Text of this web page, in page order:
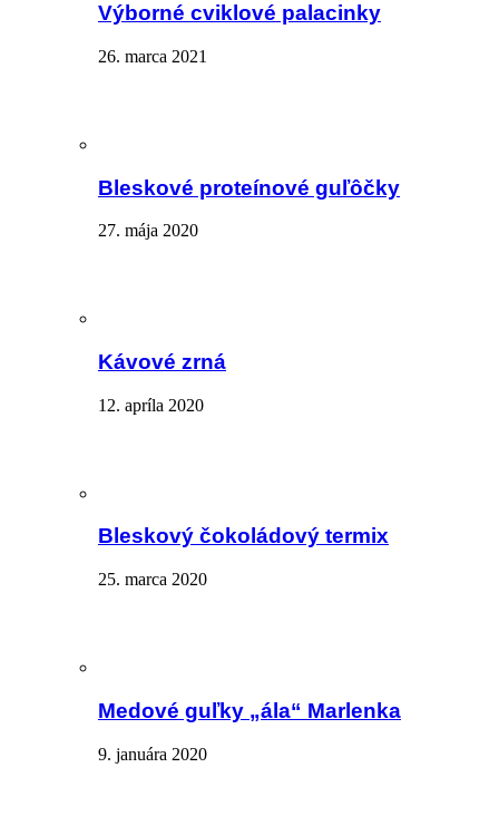
Výborné cviklové palacinky
26. marca 2021
Bleskové proteínové guľôčky
27. mája 2020
Kávové zrná
12. apríla 2020
Bleskový čokoládový termix
25. marca 2020
Medové guľky „ála“ Marlenka
9. januára 2020